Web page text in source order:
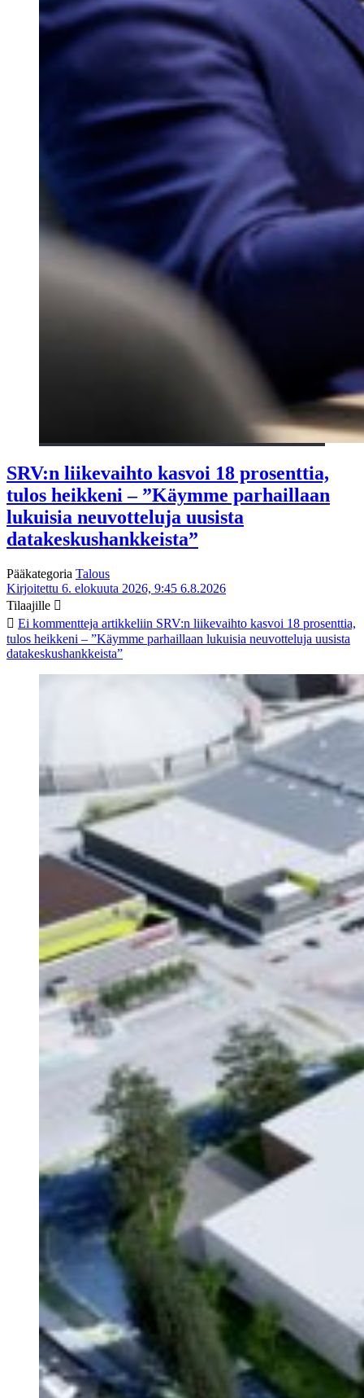
SRV:n liikevaihto kasvoi 18 prosenttia,
tulos heikkeni – ”Käymme parhaillaan
lukuisia neuvotteluja uusista
datakeskushankkeista”
Pääkategoria Talous
Kirjoitettu 6. elokuuta 2026, 9:45 6.8.2026
Tilaajille
Ei kommentteja artikkeliin SRV:n liikevaihto kasvoi 18 prosenttia,
tulos heikkeni – ”Käymme parhaillaan lukuisia neuvotteluja uusista
datakeskushankkeista”